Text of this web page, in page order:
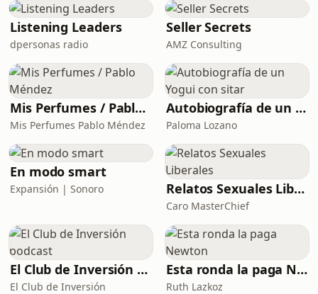
todas las semanas.Adquiere el libro
físico aquí:https
Listening Leaders
dpersonas radio
Seller Secrets
AMZ Consulting
Mis Perfumes / Pablo Méndez
Mis Perfumes Pablo Méndez
Autobiografía de un Yogui con sitar
Paloma Lozano
En modo smart
Expansión | Sonoro Relatos Sexuales Liberales
Caro MasterChief
El Club de Inversión podcast
El Club de Inversión
Esta ronda la paga Newton
Ruth Lazkoz